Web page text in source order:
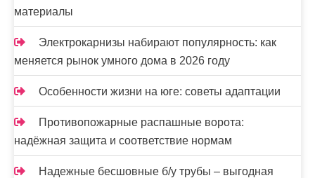
материалы
Электрокарнизы набирают популярность: как
меняется рынок умного дома в 2026 году
Особенности жизни на юге: советы адаптации
Противопожарные распашные ворота:
надёжная защита и соответствие нормам
Надежные бесшовные б/у трубы – выгодная